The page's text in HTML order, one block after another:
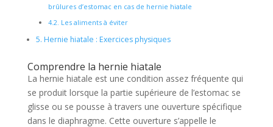
brûlures d’estomac en cas de hernie hiatale
4.2. Les aliments à éviter
5. Hernie hiatale : Exercices physiques
Comprendre la hernie hiatale
La hernie hiatale est une condition assez fréquente qui
se produit lorsque la partie supérieure de l’estomac se
glisse ou se pousse à travers une ouverture spécifique
dans le diaphragme. Cette ouverture s’appelle le